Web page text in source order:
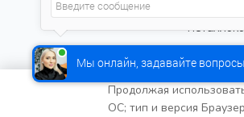
ООО Группа компаний
Продолжая
ОС; тип и версия
Мы онлайн, задавайте